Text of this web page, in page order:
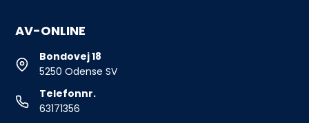
AV-ONLINE
Bondovej 18
5250 Odense SV
Telefonnr.
63171356